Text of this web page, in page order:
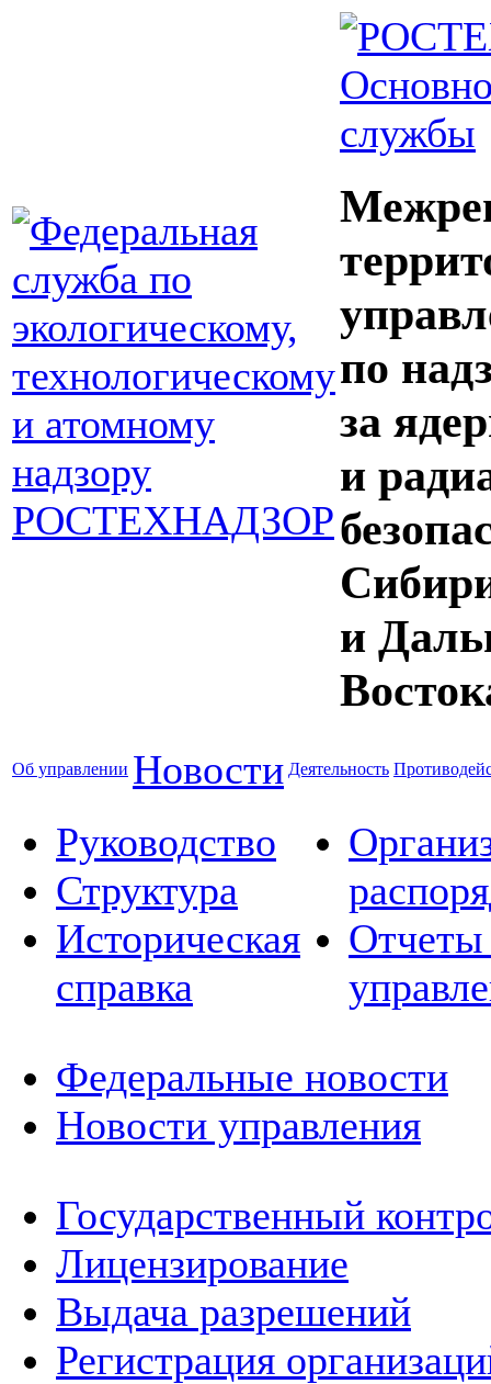
службы
по
за
и
и
Об управлении Новости Деятельность
Руководство
Структура
Историческая
справка
Отчеты
Федеральные новости
Новости управления
Государственный
Лицензирование
Выдача разрешений
Регистрация